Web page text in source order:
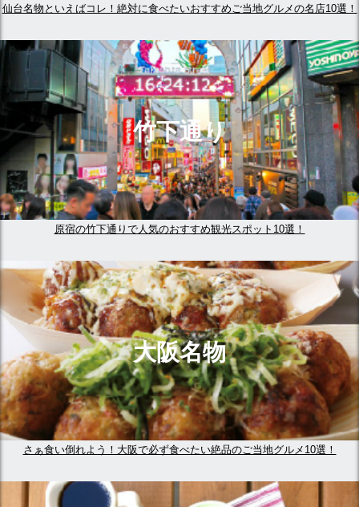
仙台名物といえばコレ！絶対に食べたいおすすめご当地グルメの名店10選！
竹下通り
原宿の竹下通りで人気のおすすめ観光スポット10選！
大阪名物
さぁ食い倒れよう！大阪で必ず食べたい絶品のご当地グルメ10選！